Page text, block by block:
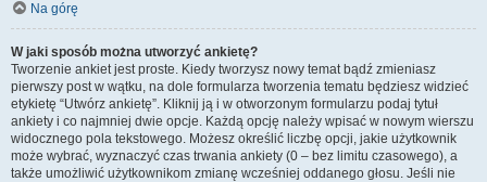
Na górę
W jaki sposób można utworzyć ankietę?
Tworzenie ankiet jest proste. Kiedy tworzysz nowy temat bądź zmieniasz
pierwszy post w wątku, na dole formularza tworzenia tematu będziesz widzieć
etykietę “Utwórz ankietę”. Kliknij ją i w otworzonym formularzu podaj tytuł
ankiety i co najmniej dwie opcje. Każdą opcję należy wpisać w nowym wierszu
widocznego pola tekstowego. Możesz określić liczbę opcji, jakie użytkownik
może wybrać, wyznaczyć czas trwania ankiety (0 – bez limitu czasowego), a
także umożliwić użytkownikom zmianę wcześniej oddanego głosu. Jeśli nie